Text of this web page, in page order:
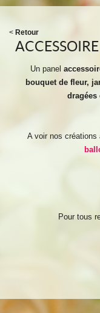
< Retour
Un panel
bouquet de fleur,
dragées
A voir nos
Pour tous